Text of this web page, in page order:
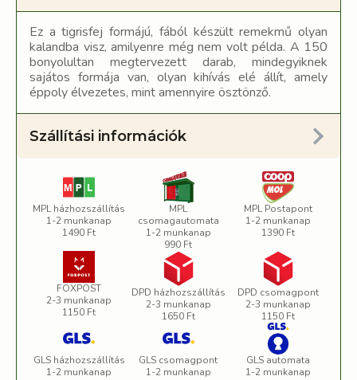
Ez a tigrisfej formájú, fából készült remekmű olyan
kalandba visz, amilyenre még nem volt példa. A 150
bonyolultan megtervezett darab, mindegyiknek
sajátos formája van, olyan kihívás elé állít, amely
éppoly élvezetes, mint amennyire ösztönző.
Szállítási információk
MPL házhozszállítás
1-2 munkanap
1490 Ft
MPL
csomagautomata
1-2 munkanap
990 Ft
MPL Postapont
1-2 munkanap
1390 Ft
FOXPOST
2-3 munkanap
1150 Ft
DPD házhozszállítás
2-3 munkanap
1650 Ft
DPD csomagpont
2-3 munkanap
1150 Ft
GLS házhozszállítás
1-2 munkanap
GLS csomagpont
1-2 munkanap
GLS automata
1-2 munkanap